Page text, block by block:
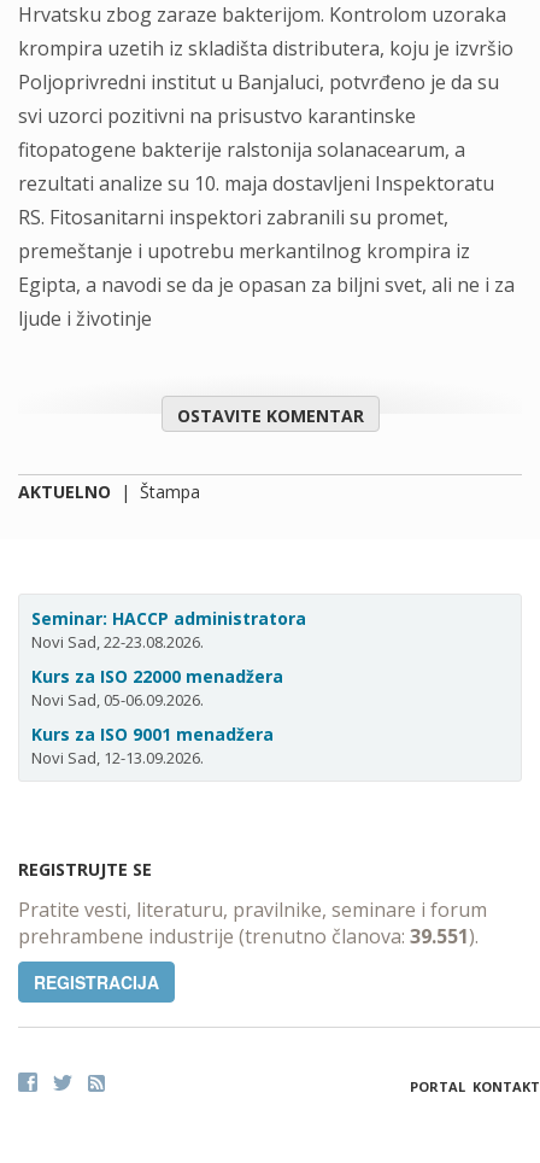
Hrvatsku zbog zaraze bakterijom. Kontrolom uzoraka
krompira uzetih iz skladišta distributera, koju je izvršio
Poljoprivredni institut u Banjaluci, potvrđeno je da su
svi uzorci pozitivni na prisustvo karantinske
fitopatogene bakterije ralstonija solanacearum, a
rezultati analize su 10. maja dostavljeni Inspektoratu
RS. Fitosanitarni inspektori zabranili su promet,
premeštanje i upotrebu merkantilnog krompira iz
Egipta, a navodi se da je opasan za biljni svet, ali ne i za
ljude i životinje
OSTAVITE KOMENTAR
AKTUELNO | Štampa
Seminar: HACCP administratora
Novi Sad, 22-23.08.2026.
Kurs za ISO 22000 menadžera
Novi Sad, 05-06.09.2026.
Kurs za ISO 9001 menadžera
Novi Sad, 12-13.09.2026.
REGISTRUJTE SE
Pratite vesti, literaturu, pravilnike, seminare i forum
prehrambene industrije (trenutno članova: 39.551).
REGISTRACIJA
PORTAL KONTAKT